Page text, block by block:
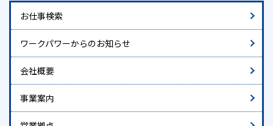
お仕事検索
ワークパワーからのお知らせ
会社概要
事業案内